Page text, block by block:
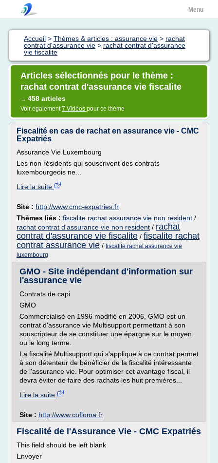
Menu
Accueil > Thèmes & articles : assurance vie > rachat
contrat d'assurance vie > rachat contrat d'assurance
vie fiscalite
Articles sélectionnés pour le thème :
rachat contrat d'assurance vie fiscalite
→ 458 articles
Voir également7 Vidéos pour ce thème
Fiscalité en cas de rachat en assurance vie - CMC
Expatriés
Assurance Vie Luxembourg
Les non résidents qui souscrivent des contrats
luxembourgeois ne...
Lire la suite
Site : http://www.cmc-expatries.fr
Thèmes liés : fiscalite rachat assurance vie non resident /
rachat contrat d'assurance vie non resident / rachat
contrat d'assurance vie fiscalite / fiscalite rachat
contrat assurance vie / fiscalite rachat assurance vie
luxembourg
GMO - Site indépendant d'information sur
l'assurance vie
Contrats de capi
GMO
Commercialisé en 1996 modifié en 2006, GMO est un
contrat d'assurance vie Multisupport permettant à son
souscripteur de se constituer une épargne sur le moyen
ou le long terme.
La fiscalité Multisupport qui s'applique à ce contrat permet
à son détenteur de bénéficier de la fiscalité intéressante
de l'assurance vie. Pour optimiser cet avantage fiscal, il
devra éviter de faire des rachats les huit premières...
Lire la suite
Site : http://www.cofloma.fr
Fiscalité de l'Assurance Vie - CMC Expatriés
This field should be left blank
Envoyer